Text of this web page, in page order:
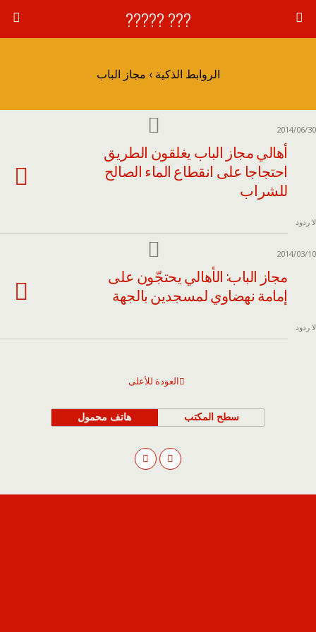
??? ?????
الروابط الذكية › مجاز الباب
2014/06/30
أهالي مجاز الباب يغلقون الطريق
احتجاجا على انقطاع الماء الصالح
للشراب
لا ردود
2014/03/10
مجاز الباب: الأهالي يحتجّون على
إمامة نهضاوي لمسجدين بالجهة
لا ردود
العودة للأعلى
هاتف محمول سطح المكتب